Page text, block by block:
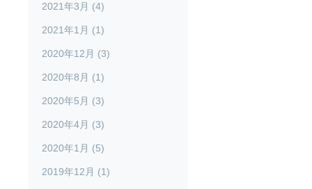
2021年3月 (4)
2021年1月 (1)
2020年12月 (3)
2020年8月 (1)
2020年5月 (3)
2020年4月 (3)
2020年1月 (5)
2019年12月 (1)